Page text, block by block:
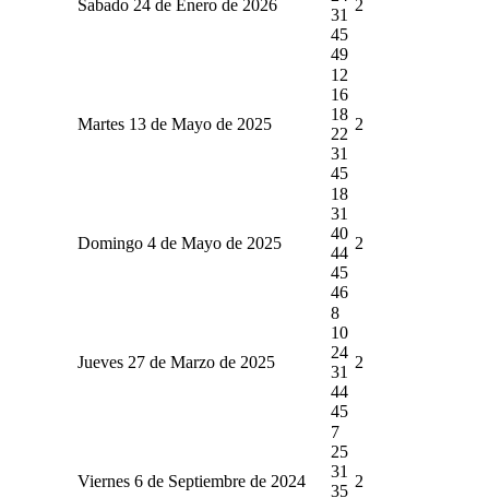
Sabado 24 de Enero de 2026
31
45
49
2
Martes 13 de Mayo de 2025
12
16
18
22
31
45
2
Domingo 4 de Mayo de 2025
18
31
40
44
45
46
2
Jueves 27 de Marzo de 2025
8
10
24
31
44
45
2
Viernes 6 de Septiembre de 2024
7
25
31
35
2